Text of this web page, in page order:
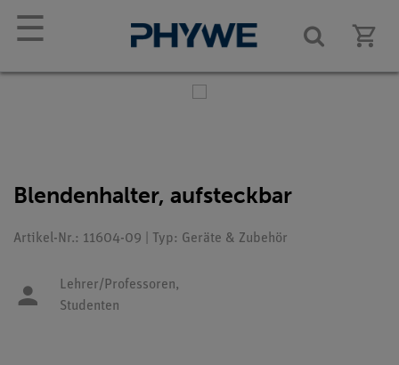
☰
Blendenhalter, aufsteckbar
Artikel-Nr.: 11604-09 | Typ: Geräte & Zubehör
Lehrer/Professoren,
Studenten